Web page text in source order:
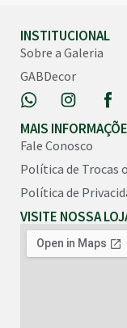
INSTITUCIONAL
Sobre a Galeria
GABDecor
MAIS
Fale Conosco
Política de Trocas
Política de
VISITE NOSSA